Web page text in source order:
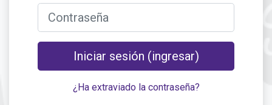
Iniciar sesión (ingresar)
¿Ha extraviado la contraseña?